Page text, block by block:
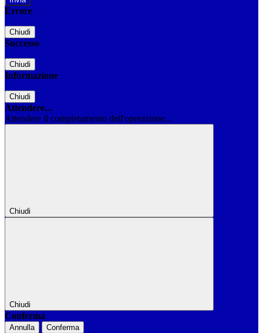
Errore
Chiudi
Successo
Chiudi
Informazione
Chiudi
Attendere...
Attendere il completamento dell'operazione...
Chiudi
Chiudi
Conferma
Annulla Conferma